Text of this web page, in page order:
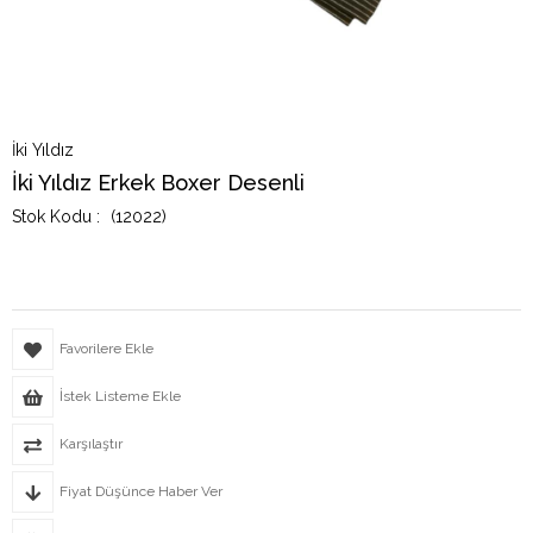
İki Yıldız
İki Yıldız Erkek Boxer Desenli
(12022)
Favorilere Ekle
İstek Listeme Ekle
Karşılaştır
Fiyat Düşünce Haber Ver